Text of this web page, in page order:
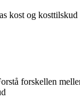
kost og
forskellen